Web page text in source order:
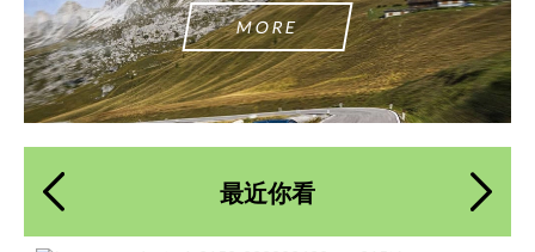
MORE
最近你看